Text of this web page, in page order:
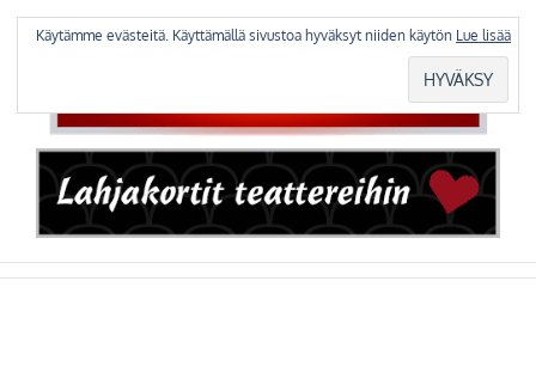
Käytämme evästeitä. Käyttämällä sivustoa hyväksyt niiden käytön Lue lisää